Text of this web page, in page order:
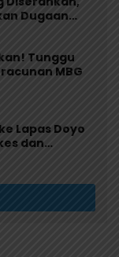
Dugaan
Tunggu
MBG
Lapas Doyo
dan